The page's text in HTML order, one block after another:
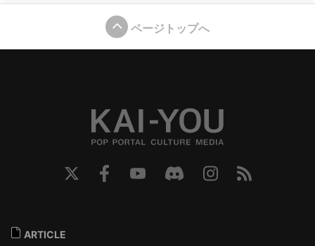
ページトップへ
ARTICLE